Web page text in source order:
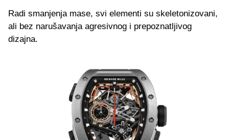
Radi smanjenja mase, svi elementi su skeletonizovani,
ali bez narušavanja agresivnog i prepoznatljivog
dizajna.